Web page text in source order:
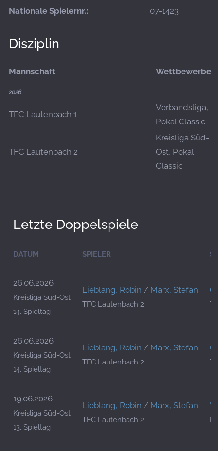
Nationale Spielernr.:
07-1423
Disziplin
Mannschaft Wettbewerbe
2026
TFC Lautenbach 1
Verbandsliga,
Pokal Classic
TFC Lautenbach 2
Kreisliga Süd-
Ost, Pokal
Classic
Letzte Doppelspiele
DATUM SPIELER
26.06.2026
Kreisliga Süd-Ost
14. Spieltag
Lieblang, Robin / Marx, Stefan
TFC Lautenbach 2
26.06.2026
Kreisliga Süd-Ost
14. Spieltag
Lieblang, Robin / Marx, Stefan
TFC Lautenbach 2
19.06.2026
Kreisliga Süd-Ost
13. Spieltag
Lieblang, Robin / Marx, Stefan
TFC Lautenbach 2